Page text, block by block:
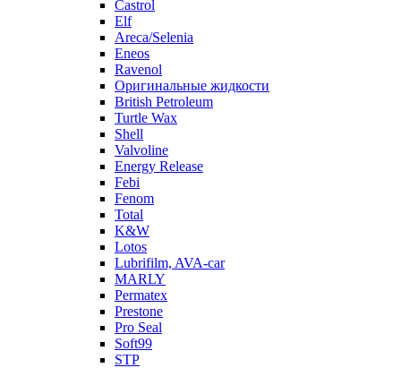
Castrol
Elf
Areca/Selenia
Eneos
Ravenol
Оригинальные жидкости
British Petroleum
Turtle Wax
Shell
Valvoline
Energy Release
Febi
Fenom
Total
K&W
Lotos
Lubrifilm, AVA-car
MARLY
Permatex
Prestone
Pro Seal
Soft99
STP